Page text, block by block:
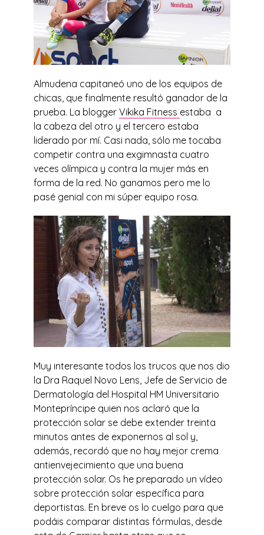
Almudena capitaneó uno de los equipos de
chicas, que finalmente resultó ganador de la
prueba. La blogger Vikika Fitness estaba a
la cabeza del otro y el tercero estaba
liderado por mí. Casi nada, sólo me tocaba
competir contra una exgimnasta cuatro
veces olímpica y contra la mujer más en
forma de la red. No ganamos pero me lo
pasé genial con mi súper equipo rosa.
Muy interesante todos los trucos que nos dio
la Dra Raquel Novo Lens, Jefe de Servicio de
Dermatología del Hospital HM Universitario
Montepríncipe quien nos aclaró que la
protección solar se debe extender treinta
minutos antes de exponernos al sol y,
además, recordó que no hay mejor crema
antienvejecimiento que una buena
protección solar. Os he preparado un vídeo
sobre protección solar específica para
deportistas. En breve os lo cuelgo para que
podáis comparar distintas fórmulas, desde